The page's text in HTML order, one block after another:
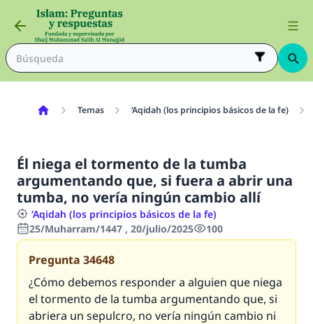
Temas ‘Aqidah (los principios básicos de la fe)
Él niega el tormento de la tumba
argumentando que, si fuera a abrir una
tumba, no vería ningún cambio allí
‘Aqidah (los principios básicos de la fe)
25/Muharram/1447 , 20/julio/2025
100
Pregunta 34648
¿Cómo debemos responder a alguien que niega
el tormento de la tumba argumentando que, si
abriera un sepulcro, no vería ningún cambio ni